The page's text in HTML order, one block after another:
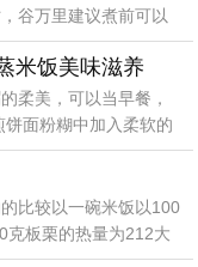
谷万里建议煮前可以
米饭美味滋养
柔美，可以当早餐，
面粉糊中加入柔软的
比较以一碗米饭以100
克板栗的热量为212大